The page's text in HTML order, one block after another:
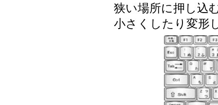
狭い場所に押し込
小さくしたり変形